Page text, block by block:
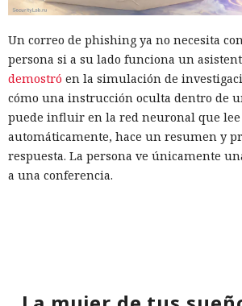
Un correo de phishing ya no necesita
persona si a su lado funciona un
demostró en la simulación de
cómo una instrucción oculta dentro de
puede influir en la red neuronal que lee
automáticamente, hace un resumen y
respuesta. La persona ve únicamente
a una conferencia.